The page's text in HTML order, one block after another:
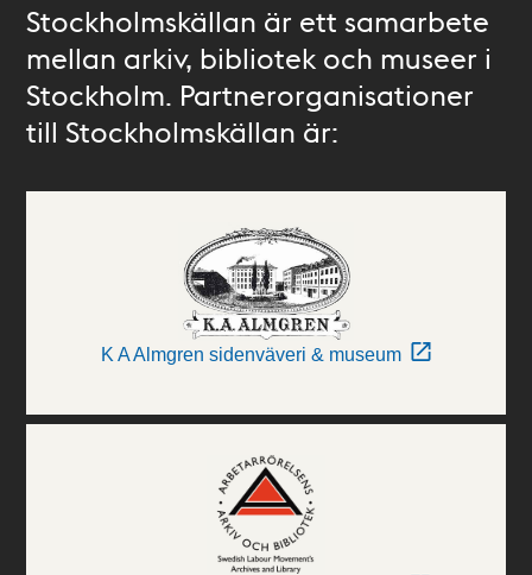
Stockholmskällan är ett samarbete
mellan arkiv, bibliotek och museer i
Stockholm. Partnerorganisationer
till Stockholmskällan är:
K A Almgren sidenväveri & museum